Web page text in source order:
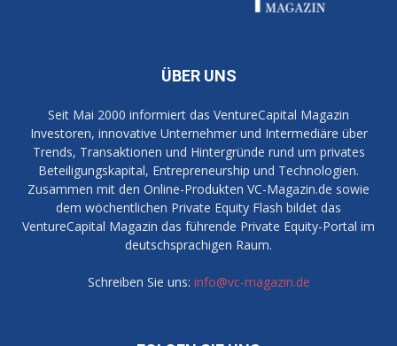
ÜBER UNS
Seit Mai 2000 informiert das VentureCapital Magazin
Investoren, innovative Unternehmer und Intermediäre über
Trends, Transaktionen und Hintergründe rund um privates
Beteiligungskapital, Entrepreneurship und Technologien.
Zusammen mit den Online-Produkten VC-Magazin.de sowie
dem wöchentlichen Private Equity Flash bildet das
VentureCapital Magazin das führende Private Equity-Portal im
deutschsprachigen Raum.
Schreiben Sie uns: info@vc-magazin.de